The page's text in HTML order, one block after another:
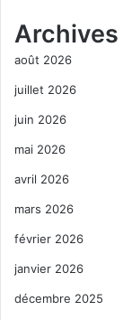
Archives
août 2026
juillet 2026
juin 2026
mai 2026
avril 2026
mars 2026
février 2026
janvier 2026
décembre 2025